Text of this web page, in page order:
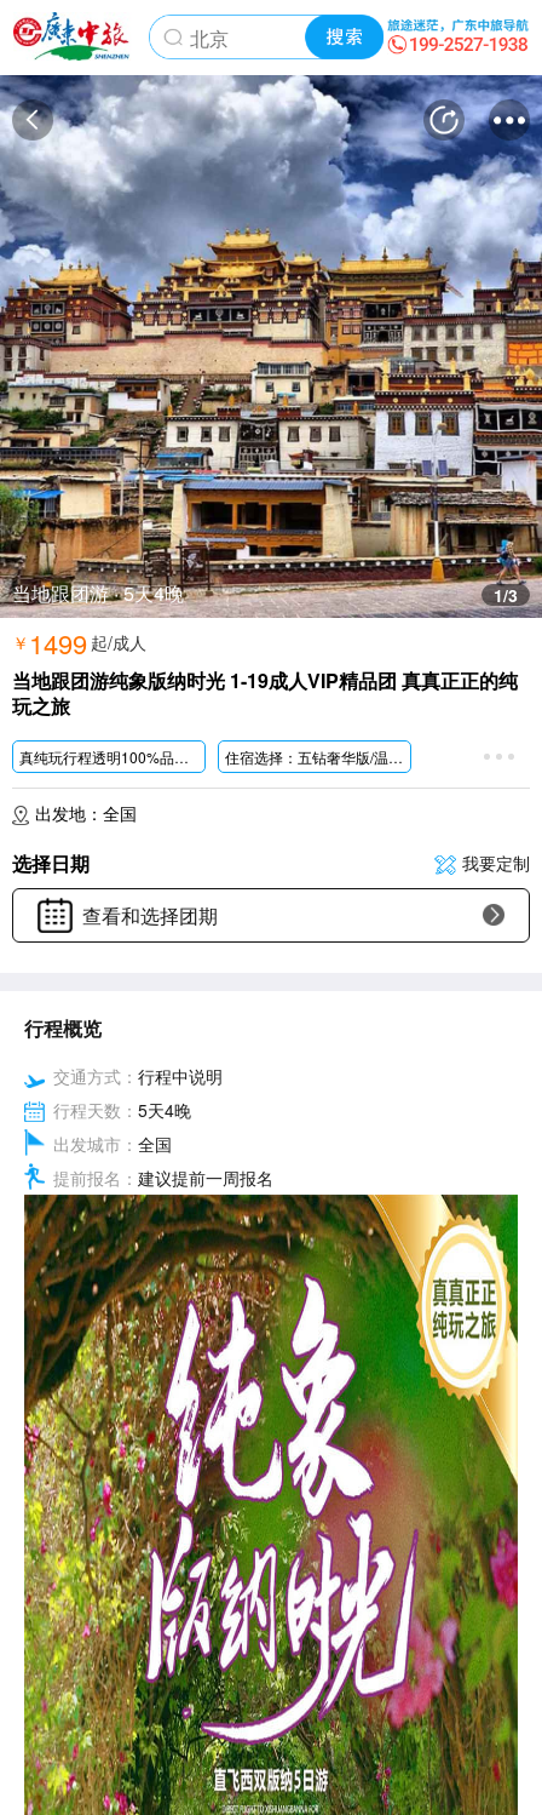
1/3
当地跟团游 · 5天4晚
￥ 1499 起/成人
当地跟团游纯象版纳时光 1-19成人VIP精品团 真真正正的纯
玩之旅
真纯玩行程透明100%品质服务打造 西双版纳深度游精品线路
住宿选择：五钻奢华版/温德姆系列/四钻品质版/三钻舒适版
赠送价值199元/人的傣泰网红旅拍(10张底片5张精修) 赠送价值90元/人的湄公河水底世界(不含7D电影)
出发地：全国
选择日期 我要定制
查看和选择团期
行程概览
交通方式： 行程中说明
行程天数： 5天4晚
出发城市： 全国
提前报名： 建议提前一周报名